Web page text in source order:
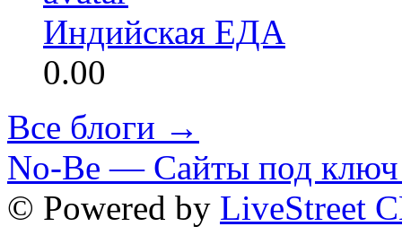
Индийская ЕДА
0.00
Все блоги →
No-Be — Сайты под ключ
© Powered by LiveStreet